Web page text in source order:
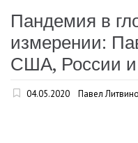
Пандемия в
измерении:
США, России
04.05.2020 Павел